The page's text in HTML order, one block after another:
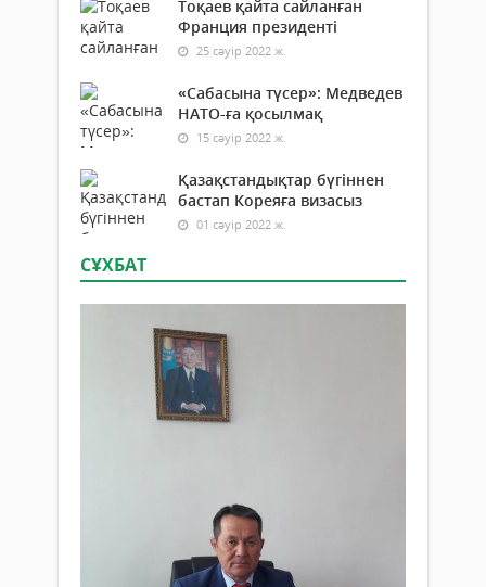
Тоқаев қайта сайланған
Франция президенті
25 сәуір 2022 ж.
«Сабасына түсер»: Медведев
НАТО-ға қосылмақ
15 сәуір 2022 ж.
Қазақстандықтар бүгіннен
бастап Кореяға визасыз
01 сәуір 2022 ж.
СҰХБАТ